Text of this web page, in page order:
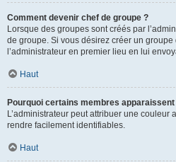
Comment devenir chef de groupe ?
Lorsque des groupes sont créés par
de groupe. Si vous désirez créer un groupe
l’administrateur en premier lieu en lui
Haut
Pourquoi certains membres
L’administrateur peut attribuer une couleur
rendre facilement identifiables.
Haut